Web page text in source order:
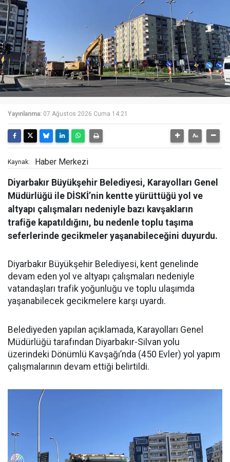
Yayınlanma: 07 Ağustos 2026 Cuma 14:21
Kaynak: Haber Merkezi
Diyarbakır Büyükşehir Belediyesi, Karayolları Genel
Müdürlüğü ile DİSKİ’nin kentte yürüttüğü yol ve
altyapı çalışmaları nedeniyle bazı kavşakların
trafiğe kapatıldığını, bu nedenle toplu taşıma
seferlerinde gecikmeler yaşanabileceğini duyurdu.
Diyarbakır Büyükşehir Belediyesi, kent genelinde
devam eden yol ve altyapı çalışmaları nedeniyle
vatandaşları trafik yoğunluğu ve toplu ulaşımda
yaşanabilecek gecikmelere karşı uyardı.
Belediyeden yapılan açıklamada, Karayolları Genel
Müdürlüğü tarafından Diyarbakır-Silvan yolu
üzerindeki Dönümlü Kavşağı’nda (450 Evler) yol yapım
çalışmalarının devam ettiği belirtildi.